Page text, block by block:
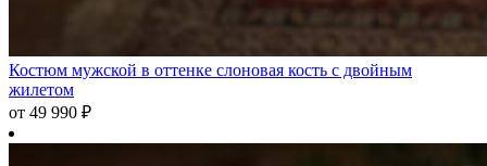
Костюм мужской в оттенке слоновая кость с двойным
жилетом
от 49 990 ₽